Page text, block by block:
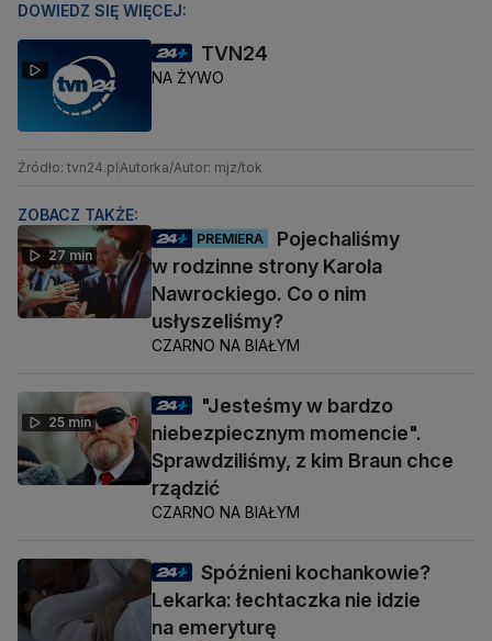
DOWIEDZ SIĘ WIĘCEJ:
TVN24
NA ŻYWO
Źródło: tvn24.plAutorka/Autor: mjz/tok
ZOBACZ TAKŻE:
27 min
PREMIERA
Pojechaliśmy
w rodzinne strony Karola
Nawrockiego. Co o nim
usłyszeliśmy?
CZARNO NA BIAŁYM
25 min
"Jesteśmy w bardzo
niebezpiecznym momencie".
Sprawdziliśmy, z kim Braun chce
rządzić
CZARNO NA BIAŁYM
Spóźnieni kochankowie?
Lekarka: łechtaczka nie idzie
na emeryturę